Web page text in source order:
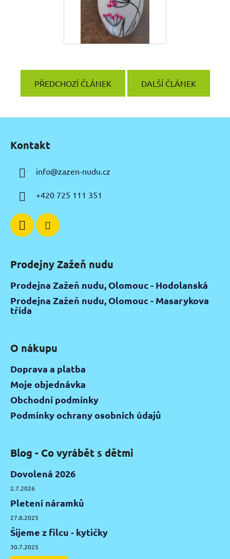
PŘEDCHOZÍ ČLÁNEK DALŠÍ ČLÁNEK
Kontakt
info@zazen-nudu.cz
+420 725 111 351
Prodejny Zažeň nudu
Prodejna Zažeň nudu, Olomouc - Hodolanská
Prodejna Zažeň nudu, Olomouc - Masarykova
třída
O nákupu
Doprava a platba
Moje objednávka
Obchodní podmínky
Podmínky ochrany osobních údajů
Blog - Co vyrábět s dětmi
Dovolená 2026
2.7.2026
Pletení náramků
27.8.2025
Šijeme z filcu - kytičky
30.7.2025